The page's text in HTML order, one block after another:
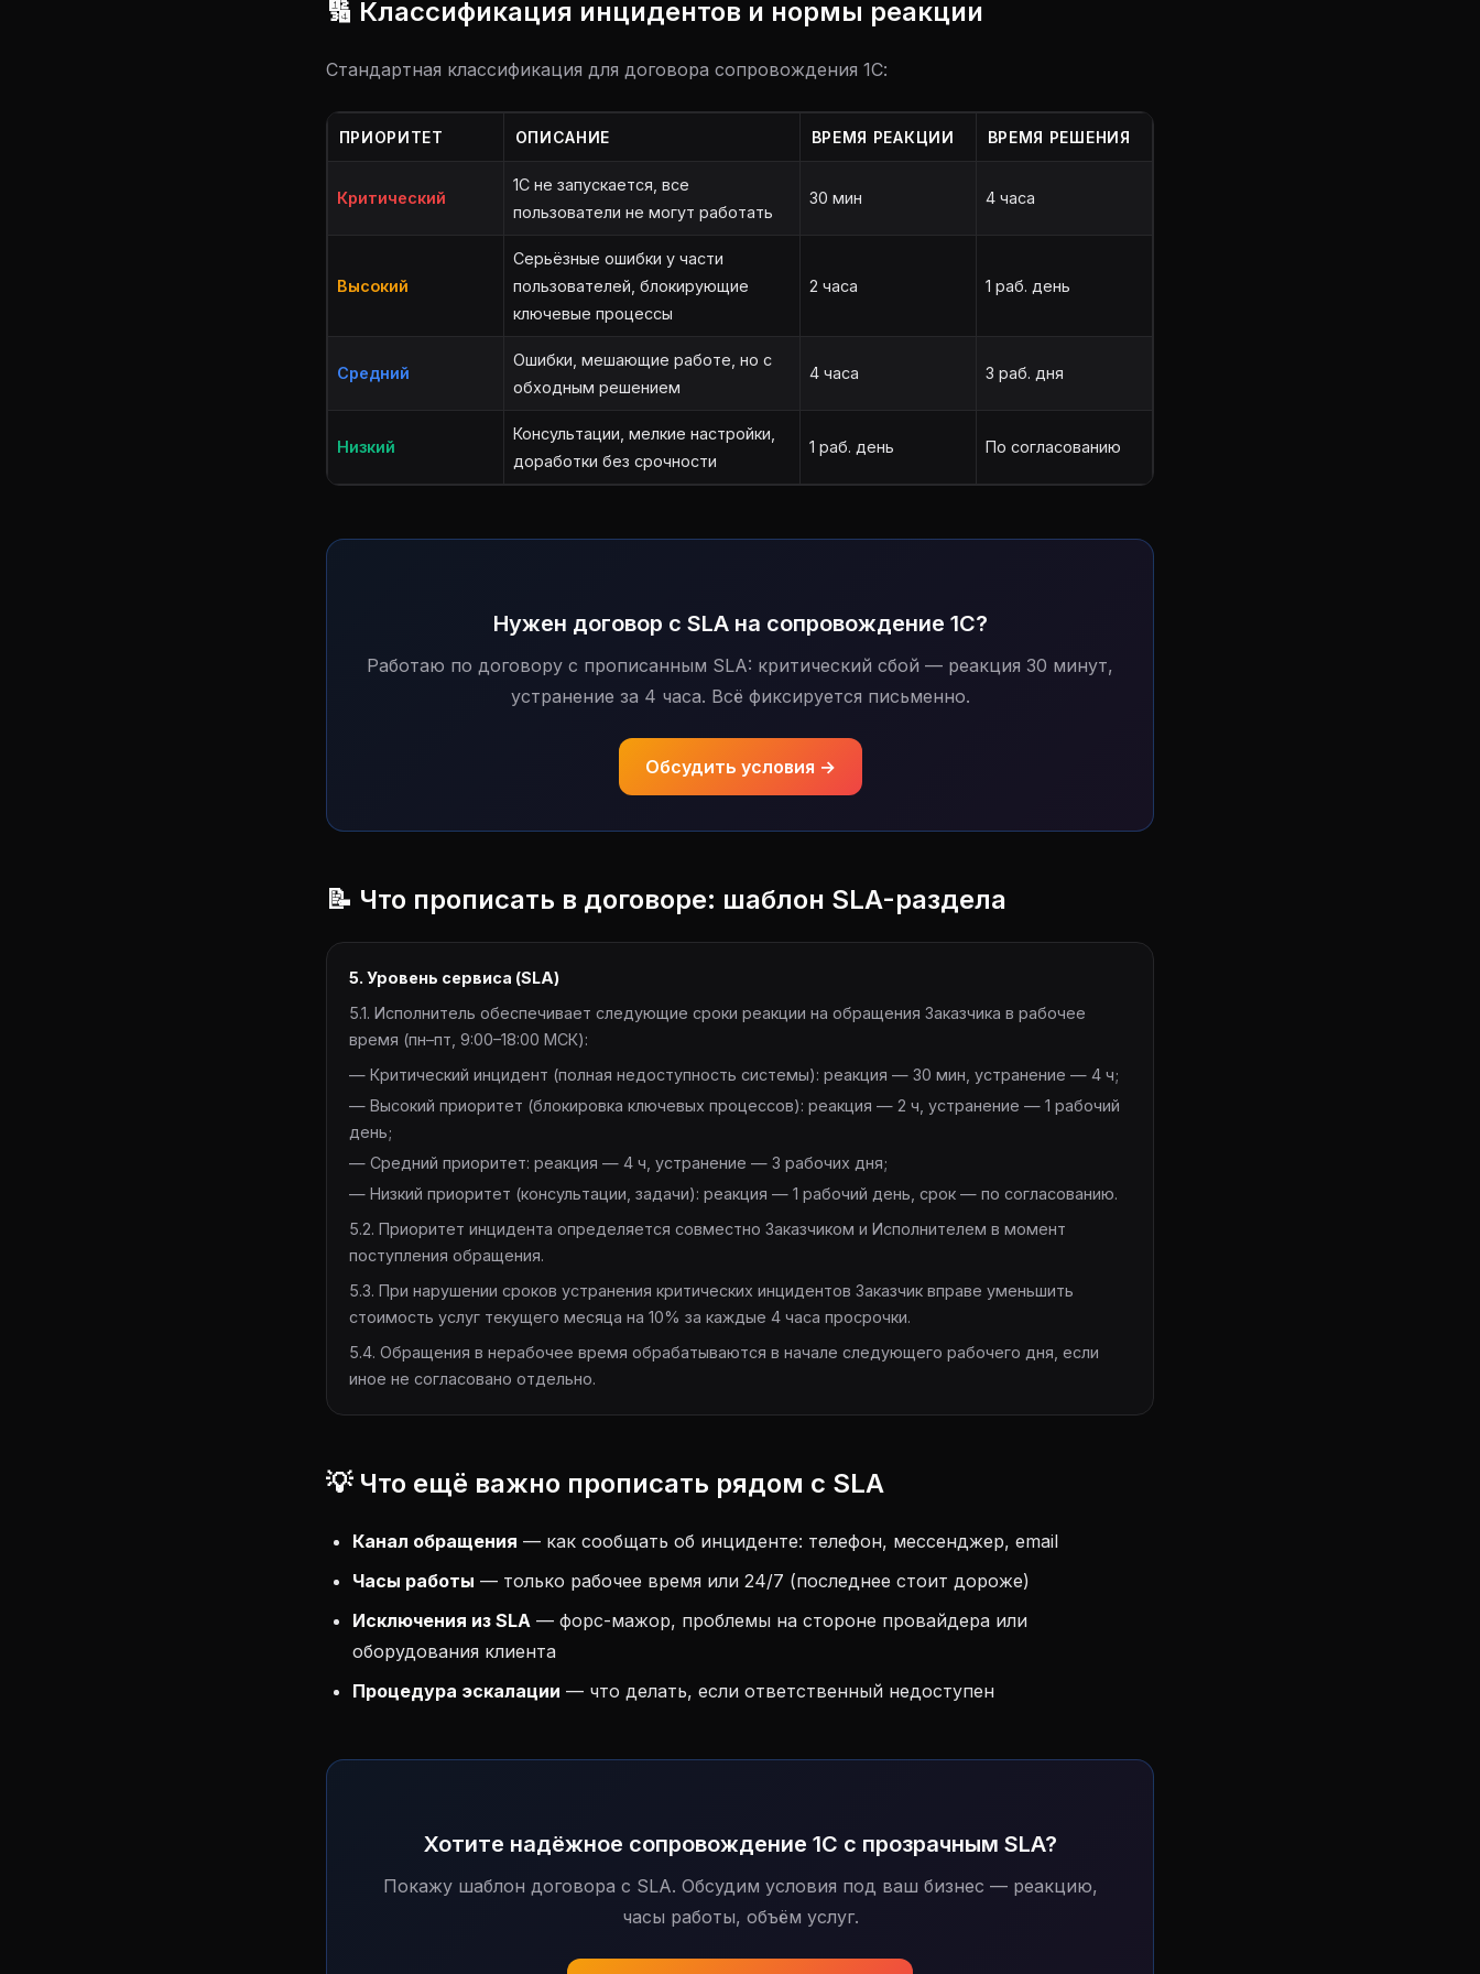
🔢 Классификация инцидентов и нормы реакции
Стандартная классификация для договора сопровождения 1С:
ПРИОРИТЕТ ОПИСАНИЕ ВРЕМЯ РЕАКЦИИ ВРЕМЯ РЕШЕНИЯ
Критический
1С не запускается, все
пользователи не могут работать
30 мин 4 часа
Высокий
Серьёзные ошибки у части
пользователей, блокирующие
ключевые процессы
2 часа 1 раб. день
Средний
Ошибки, мешающие работе, но с
обходным решением
4 часа 3 раб. дня
Низкий
Консультации, мелкие настройки,
доработки без срочности
1 раб. день По согласованию
Нужен договор с SLA на сопровождение 1С?
Работаю по договору с прописанным SLA: критический сбой — реакция 30 минут,
устранение за 4 часа. Всё фиксируется письменно.
Обсудить условия →
📝 Что прописать в договоре: шаблон SLA-раздела
5. Уровень сервиса (SLA)
5.1. Исполнитель обеспечивает следующие сроки реакции на обращения Заказчика в рабочее
время (пн–пт, 9:00–18:00 МСК):
— Критический инцидент (полная недоступность системы): реакция — 30 мин, устранение — 4 ч;
— Высокий приоритет (блокировка ключевых процессов): реакция — 2 ч, устранение — 1 рабочий
день;
— Средний приоритет: реакция — 4 ч, устранение — 3 рабочих дня;
— Низкий приоритет (консультации, задачи): реакция — 1 рабочий день, срок — по согласованию.
5.2. Приоритет инцидента определяется совместно Заказчиком и Исполнителем в момент
поступления обращения.
5.3. При нарушении сроков устранения критических инцидентов Заказчик вправе уменьшить
стоимость услуг текущего месяца на 10% за каждые 4 часа просрочки.
5.4. Обращения в нерабочее время обрабатываются в начале следующего рабочего дня, если
иное не согласовано отдельно.
💡 Что ещё важно прописать рядом с SLA
Канал обращения — как сообщать об инциденте: телефон, мессенджер, email
Часы работы — только рабочее время или 24/7 (последнее стоит дороже)
Исключения из SLA — форс-мажор, проблемы на стороне провайдера или
оборудования клиента
Процедура эскалации — что делать, если ответственный недоступен
Хотите надёжное сопровождение 1С с прозрачным SLA?
Покажу шаблон договора с SLA. Обсудим условия под ваш бизнес — реакцию,
часы работы, объём услуг.